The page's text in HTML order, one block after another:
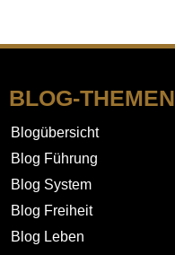
BLOG-THEMEN
Blogübersicht
Blog Führung
Blog System
Blog Freiheit
Blog Leben